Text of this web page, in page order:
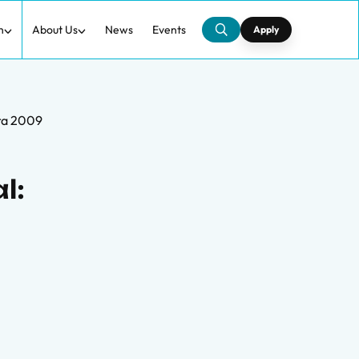
About Us News Events Apply
2009